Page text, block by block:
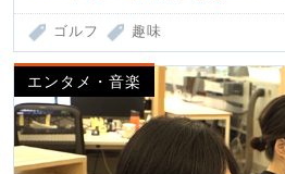
ゴルフ 趣味
エンタメ・音楽